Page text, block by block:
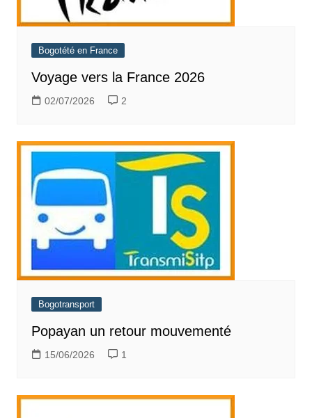
Bogotété en France
Voyage vers la France 2026
02/07/2026 2
Bogotransport
Popayan un retour mouvementé
15/06/2026 1